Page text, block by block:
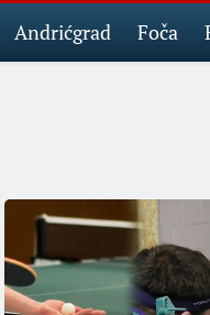
Andrićgrad Foča